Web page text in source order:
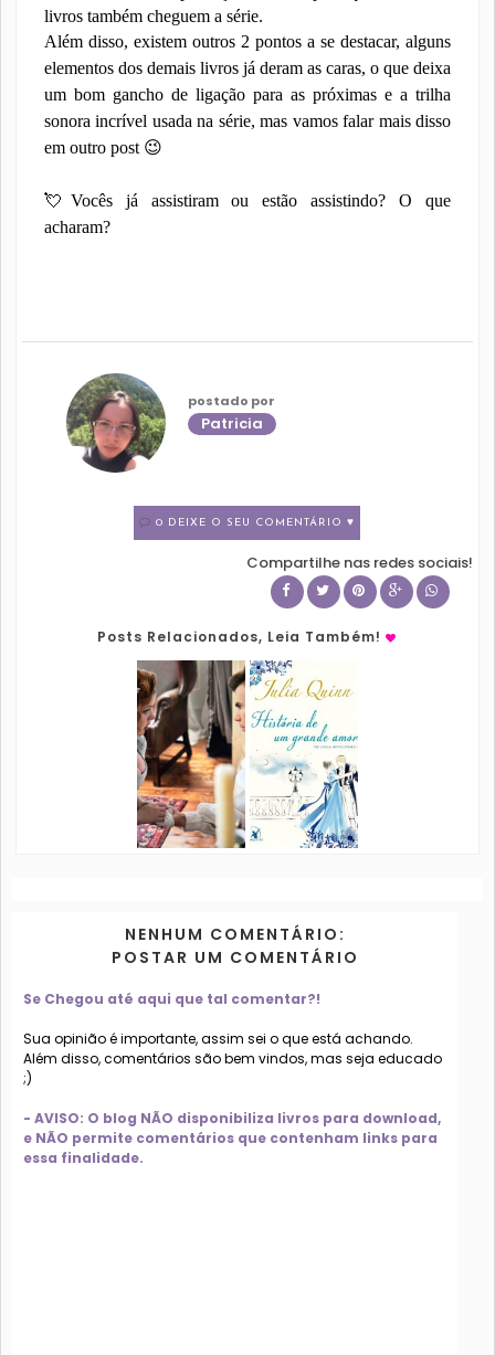
livros também cheguem a série.
Além disso, existem outros 2 pontos a se destacar, alguns
elementos dos demais livros já deram as caras, o que deixa
um bom gancho de ligação para as próximas e a trilha
sonora incrível usada na série, mas vamos falar mais disso
em outro post 😉
💘 Vocês já assistiram ou estão assistindo? O que
acharam?
postado por
Patricia
0 DEIXE O SEU COMENTÁRIO ♥
Compartilhe nas redes sociais!
Posts Relacionados, Leia Também!
NENHUM COMENTÁRIO:
POSTAR UM COMENTÁRIO
Se Chegou até aqui que tal comentar?!
Sua opinião é importante, assim sei o que está achando.
Além disso, comentários são bem vindos, mas seja educado
;)
- AVISO: O blog NÃO disponibiliza livros para download,
e NÃO permite comentários que contenham links para
essa finalidade.